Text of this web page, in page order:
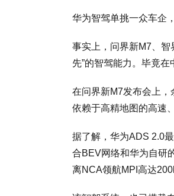
华为智驾单挑一众车企
事实上，问界新M7、智
先”的智驾能力。毕竟
在问界新M7发布会上
依赖于高精地图的高速
据了解，华为ADS 2.0
合BEV网络和华为自研
离NCA领航MPI高达